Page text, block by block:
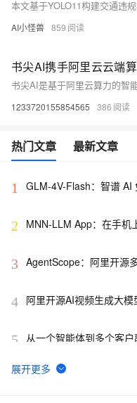
AI小怪兽 859
1233720155854565 386
热门文章 最新文章
1
GLM-4V-Flash：智谱 AI
2
MNN-LLM App：在手机
3 AgentScope：阿里开源
4 阿里开源AI视频生成大
5 从一个智能体到多个客
6
AI视频生成也能自动补全